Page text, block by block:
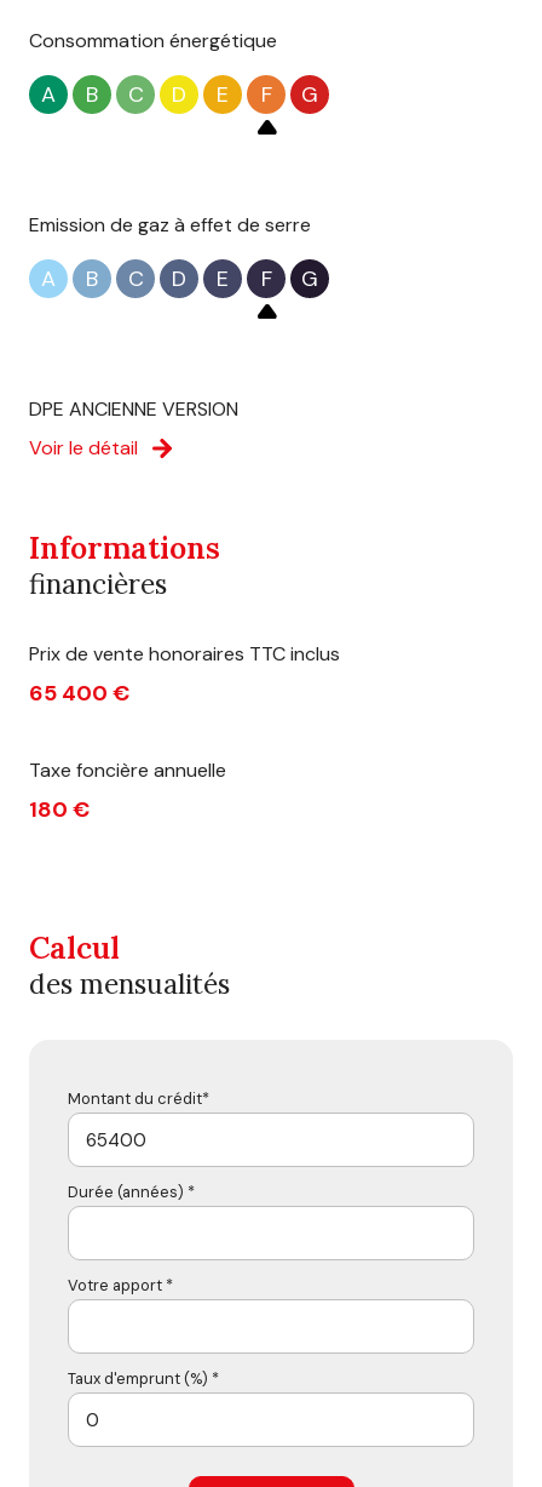
Consommation énergétique
A B C D E F G
Emission de gaz à effet de serre
A B C D E F G
DPE ANCIENNE VERSION
Voir le détail
Informations
financières
Prix de vente honoraires TTC inclus
65 400 €
Taxe foncière annuelle
180 €
Calcul
des mensualités
Montant du crédit*
Durée (années) *
Votre apport *
Taux d'emprunt (%) *